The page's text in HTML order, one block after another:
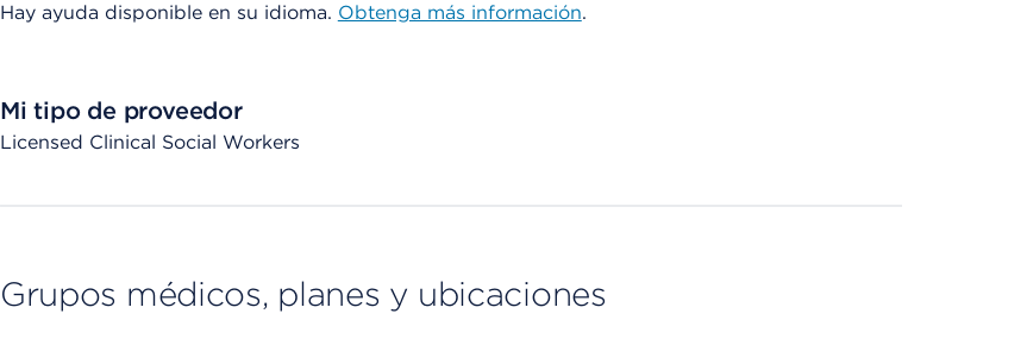
Hay ayuda disponible en su idioma. Obtenga más información.
Mi tipo de proveedor
Licensed Clinical Social Workers
Grupos médicos, planes y ubicaciones